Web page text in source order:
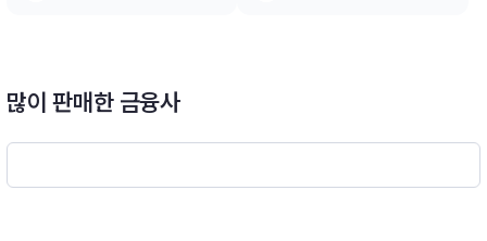
많이 판매한 금융사